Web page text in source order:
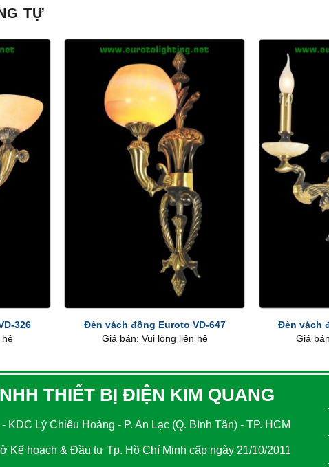
TỰ
326
hệ
Đèn vách đồng Euroto VD-647
Giá bán: Vui lòng liên hệ
Đèn vách
Giá
THIẾT BỊ ĐIỆN KIM QUANG
Lý Chiêu Hoàng - P. An Lạc (Q. Bình Tân) - TP. HCM
Kế hoạch & Đầu tư Tp. Hồ Chí Minh cấp ngày 21/10/2011